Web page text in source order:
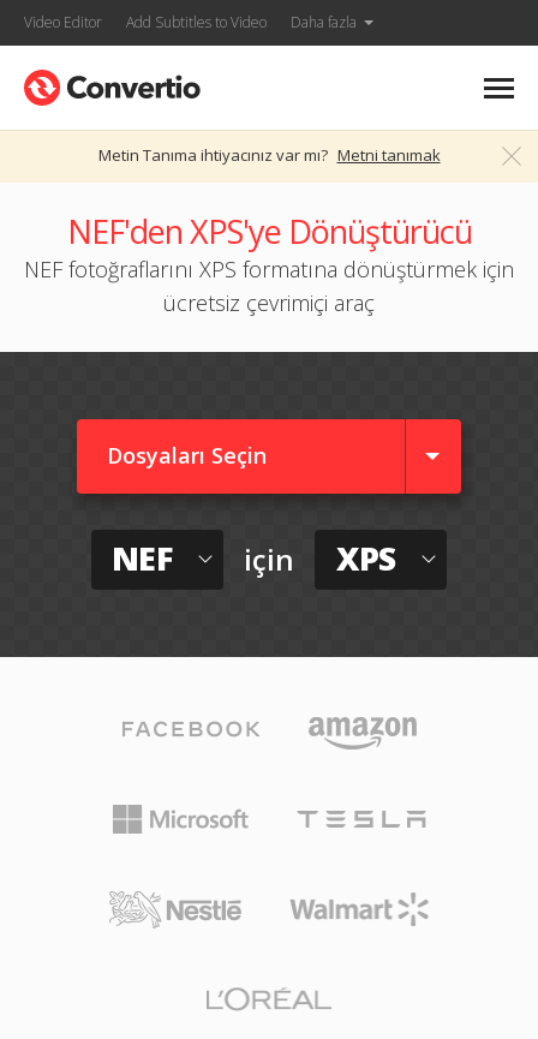
Video Editor Add Subtitles to Video Daha fazla
Metin Tanıma ihtiyacınız var mı? Metni tanımak
NEF'den XPS'ye Dönüştürücü
NEF fotoğraflarını XPS formatına dönüştürmek için
ücretsiz çevrimiçi araç
Dosyaları Seçin
NEF için XPS